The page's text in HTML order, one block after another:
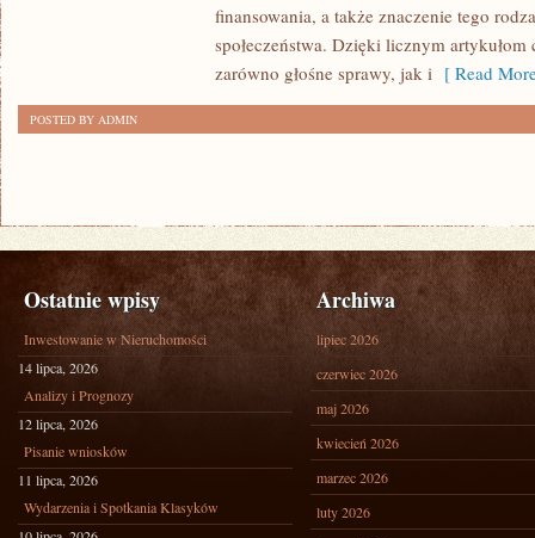
finansowania, a także znaczenie tego
społeczeństwa. Dzięki licznym
zarówno głośne sprawy, jak i [ Read
POSTED BY ADMIN
Ostatnie wpisy
Inwestowanie w Nieruchomości
14 lipca, 2026
Analizy i Prognozy
12 lipca, 2026
Pisanie wniosków
11 lipca, 2026
Wydarzenia i Spotkania Klasyków
Archiwa
lipiec 2026
czerwiec 2026
maj 2026
kwiecień 2026
marzec 2026
luty 2026